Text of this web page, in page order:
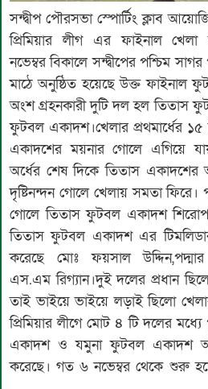
সন্দ্বীপ পৌরসভা স্পোর্টিং ক্লাব
প্রিমিয়ার লীগ এর ফাইনাল খেলা
নভেম্বর বিকালে সন্দ্বীপের পশ্চিম
মাঠে অনুষ্ঠিত হয়েছে উক্ত ফাইনাল
অংশ গ্রহনকারী দুটি দল হল তিতাস
ফুটবল একাদশ।খেলার প্রথমার্ধের ১৫
একাদশের ময়নার গোলে এগিয়ে
অর্ধের শেষ দিকে তিতাস একাদশের
দৃষ্টিনন্দন গোলে খেলায় সমতা ফিরে।
গোলে তিতাস ফুটবল একাদশ
তিতাস ফুটবল একাদশ এর
করেছে মোঃ ফয়সাল
এস.এম রিগ্যান।দুই দলের প্রধান
তাই ভাইয়ে ভাইয়ে লড়াই ছিলো
প্রিমিয়ার লীগে মোট ৪ টি দলের
একাদশ ও যমুনা ফুটবল একাদশ
করেছে। গত ৬ নভেম্বর থেকে শুরু